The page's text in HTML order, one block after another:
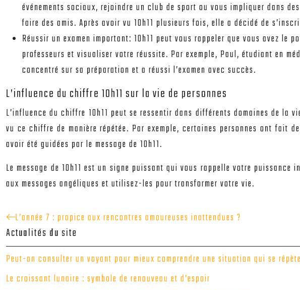
événements sociaux, rejoindre un club de sport ou vous impliquer dans
faire des amis. Après avoir vu 10h11 plusieurs fois, elle a décidé de
Réussir un examen important: 10h11 peut vous rappeler que vous avez le
professeurs et visualiser votre réussite. Par exemple, Paul, étudiant en
concentré sur sa préparation et a réussi l’examen avec succès.
L’influence du chiffre 10h11 sur la vie de personnes
L’influence du chiffre 10h11 peut se ressentir dans différents domaines de
vu ce chiffre de manière répétée. Par exemple, certaines personnes ont fait
avoir été guidées par le message de 10h11.
Le message de 10h11 est un signe puissant qui vous rappelle votre
aux messages angéliques et utilisez-les pour transformer votre vie.
L’année 7 : propice aux rencontres amoureuses inattendues ?
Actualités du site
Peut-on consulter un voyant pour mieux comprendre une situation qui se
Le croissant lunaire : symbole de renouveau et d’espoir